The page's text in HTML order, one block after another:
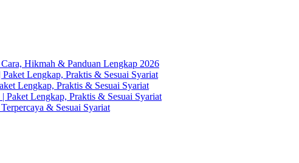
Hikmah & Panduan Lengkap 2026
Lengkap, Praktis & Sesuai Syariat
Lengkap, Praktis & Sesuai Syariat
Paket Lengkap, Praktis & Sesuai Syariat
& Sesuai Syariat